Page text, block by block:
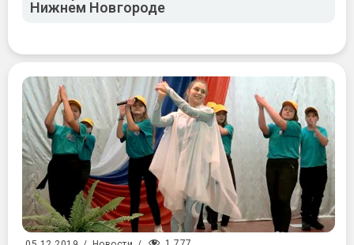
Нижнем Новгороде